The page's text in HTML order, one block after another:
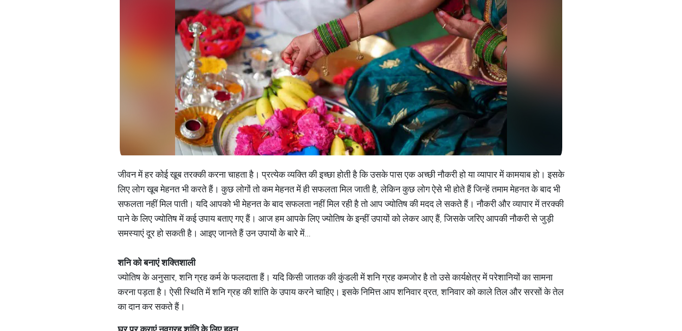
जीवन में हर कोई खूब तरक्की करना चाहता है। प्रत्येक व्यक्ति की इच्छा होती है कि उसके पास एक अच्छी नौकरी हो या व्यापार में कामयाब हो। इसके
लिए लोग खूब मेहनत भी करते हैं। कुछ लोगों तो कम मेहनत में ही सफलता मिल जाती है, लेकिन कुछ लोग ऐसे भी होते हैं जिन्हें तमाम मेहनत के बाद भी
सफलता नहीं मिल पाती। यदि आपको भी मेहनत के बाद सफलता नहीं मिल रही है तो आप ज्योतिष की मदद ले सकते हैं। नौकरी और व्यापार में तरक्की
पाने के लिए ज्योतिष में कई उपाय बताए गए हैं। आज हम आपके लिए ज्योतिष के इन्हीं उपायों को लेकर आए हैं, जिसके जरिए आपकी नौकरी से जुड़ी
समस्याएं दूर हो सकती है। आइए जानते हैं उन उपायों के बारे में...
शनि को बनाएं शक्तिशाली
ज्योतिष के अनुसार, शनि ग्रह कर्म के फलदाता हैं। यदि किसी जातक की कुंडली में शनि ग्रह कमजोर है तो उसे कार्यक्षेत्र में परेशानियों का सामना
करना पड़ता है। ऐसी स्थिति में शनि ग्रह की शांति के उपाय करने चाहिए। इसके निमित्त आप शनिवार व्रत, शनिवार को काले तिल और सरसों के तेल
का दान कर सकते हैं।